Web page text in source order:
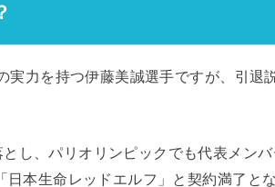
力を持つ伊藤美誠選手ですが、引退
し、パリオリンピックでも代表メン
本生命レッドエルフ」と契約満了と